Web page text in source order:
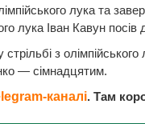
лука та
лука Іван Кавун посів
з
— сімнадцятим.
каналі. Там